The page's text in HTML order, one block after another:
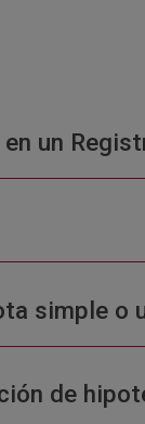
un
simple o
de